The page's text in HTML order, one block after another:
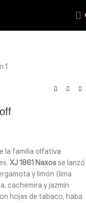
la familia olfativa
XJ 1861 Naxos se lanzó
y limón (lima
cachemira y jazmín
hojas de tabaco, haba